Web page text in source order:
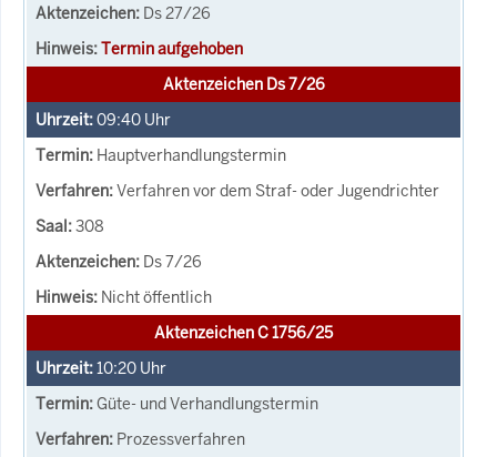
Ds 27/26
Termin aufgehoben
Aktenzeichen Ds 7/26
09:40 Uhr
Hauptverhandlungstermin
Verfahren vor dem Straf- oder Jugendrichter
308
Ds 7/26
Nicht öffentlich
Aktenzeichen C 1756/25
10:20 Uhr
Güte- und Verhandlungstermin
Prozessverfahren